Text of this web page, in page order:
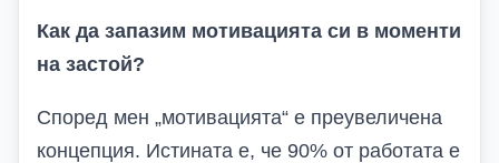
Как да запазим мотивацията си в моменти
на застой?
Според мен „мотивацията“ е преувеличена
концепция. Истината е, че 90% от работата е